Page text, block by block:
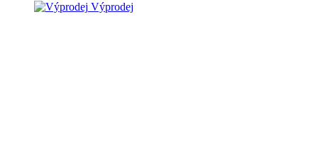
Výprodej